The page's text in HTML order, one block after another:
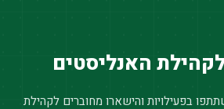
האנליסטים
בפעילויות והישארו מחוברים לקהילת